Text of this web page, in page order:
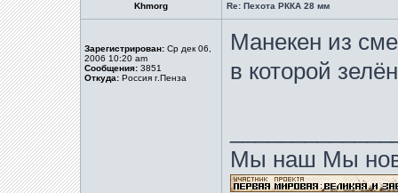
Khmorg Re: Пехота РККА 28 мм
Зарегистрирован: Ср дек 06,
2006 10:20 am
Сообщения: 3851
Откуда: Россия г.Пенза
Манекен из
в которой
Мы наш Мы